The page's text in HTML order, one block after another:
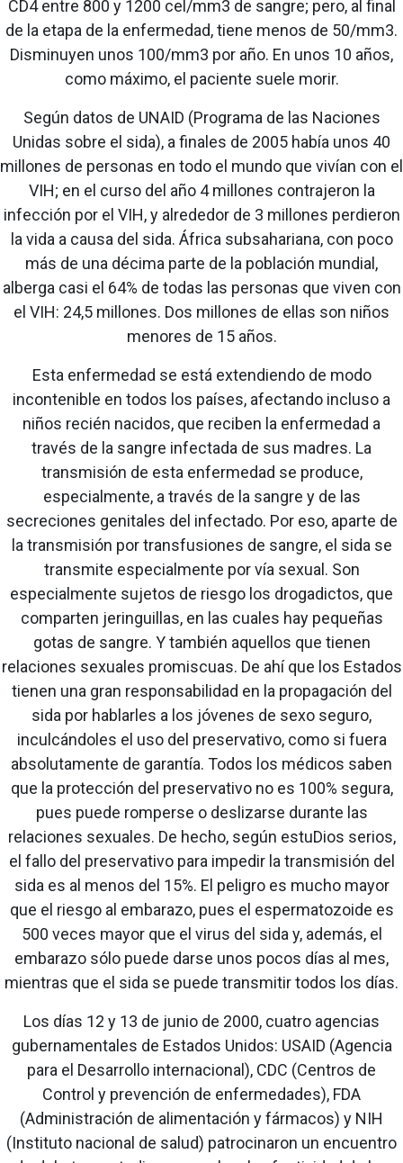
CD4 entre 800 y 1200 cel/mm3 de sangre; pero, al final
de la etapa de la enfermedad, tiene menos de 50/mm3.
Disminuyen unos 100/mm3 por año. En unos 10 años,
como máximo, el paciente suele morir.
Según datos de UNAID (Programa de las Naciones
Unidas sobre el sida), a finales de 2005 había unos 40
millones de personas en todo el mundo que vivían con el
VIH; en el curso del año 4 millones contrajeron la
infección por el VIH, y alrededor de 3 millones perdieron
la vida a causa del sida. África subsahariana, con poco
más de una décima parte de la población mundial,
alberga casi el 64% de todas las personas que viven con
el VIH: 24,5 millones. Dos millones de ellas son niños
menores de 15 años.
Esta enfermedad se está extendiendo de modo
incontenible en todos los países, afectando incluso a
niños recién nacidos, que reciben la enfermedad a
través de la sangre infectada de sus madres. La
transmisión de esta enfermedad se produce,
especialmente, a través de la sangre y de las
secreciones genitales del infectado. Por eso, aparte de
la transmisión por transfusiones de sangre, el sida se
transmite especialmente por vía sexual. Son
especialmente sujetos de riesgo los drogadictos, que
comparten jeringuillas, en las cuales hay pequeñas
gotas de sangre. Y también aquellos que tienen
relaciones sexuales promiscuas. De ahí que los Estados
tienen una gran responsabilidad en la propagación del
sida por hablarles a los jóvenes de sexo seguro,
inculcándoles el uso del preservativo, como si fuera
absolutamente de garantía. Todos los médicos saben
que la protección del preservativo no es 100% segura,
pues puede romperse o deslizarse durante las
relaciones sexuales. De hecho, según estuDios serios,
el fallo del preservativo para impedir la transmisión del
sida es al menos del 15%. El peligro es mucho mayor
que el riesgo al embarazo, pues el espermatozoide es
500 veces mayor que el virus del sida y, además, el
embarazo sólo puede darse unos pocos días al mes,
mientras que el sida se puede transmitir todos los días.
Los días 12 y 13 de junio de 2000, cuatro agencias
gubernamentales de Estados Unidos: USAID (Agencia
para el Desarrollo internacional), CDC (Centros de
Control y prevención de enfermedades), FDA
(Administración de alimentación y fármacos) y NIH
(Instituto nacional de salud) patrocinaron un encuentro